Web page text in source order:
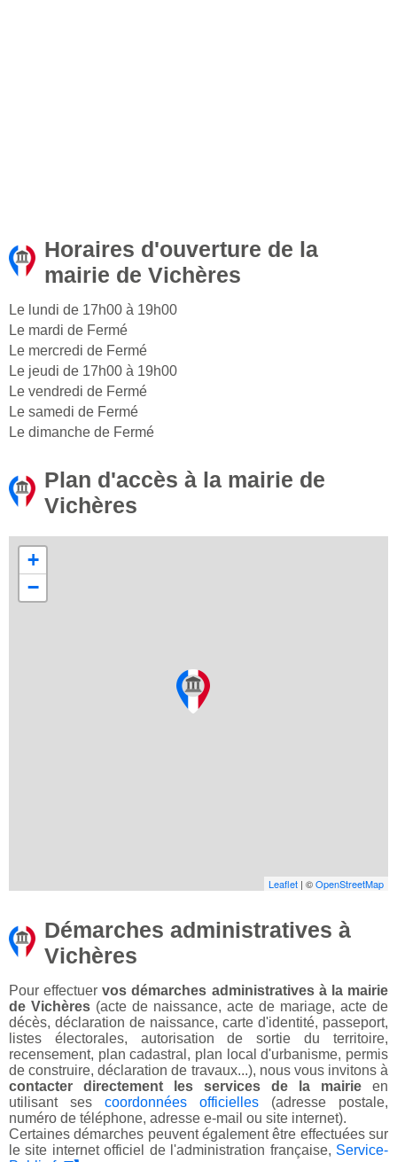
Horaires d'ouverture de la
mairie de Vichères
Le lundi de 17h00 à 19h00
Le mardi de Fermé
Le mercredi de Fermé
Le jeudi de 17h00 à 19h00
Le vendredi de Fermé
Le samedi de Fermé
Le dimanche de Fermé
Plan d'accès à la mairie de
Vichères
+
−
Leaflet | ©OpenStreetMap
Démarches administratives à
Vichères
Pour effectuervos démarches administratives à la mairie
de Vichères (acte de naissance, acte de mariage, acte de
décès, déclaration de naissance, carte d'identité, passeport,
listes électorales, autorisation de sortie du territoire,
recensement, plan cadastral, plan local d'urbanisme, permis
de construire, déclaration de travaux...), nous vous invitons à
contacter directement les services de la mairie en
utilisant ses coordonnées officielles (adresse postale,
numéro de téléphone, adresse e-mail ou site internet).
Certaines démarches peuvent également être effectuées sur
le site internet officiel de l'administration française, Service-